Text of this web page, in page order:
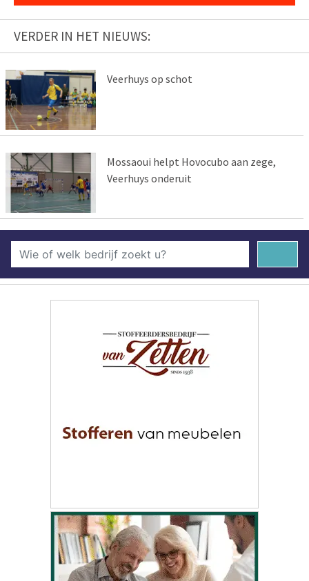
VERDER IN HET NIEUWS:
Veerhuys op schot
Mossaoui helpt Hovocubo aan zege,
Veerhuys onderuit